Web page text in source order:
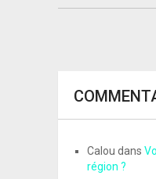
Calou dans
région ?